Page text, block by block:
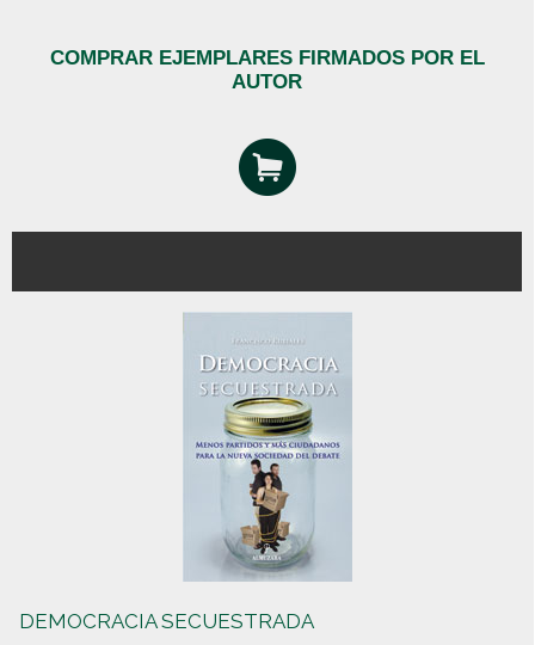
COMPRAR EJEMPLARES FIRMADOS POR EL
AUTOR
DEMOCRACIA SECUESTRADA